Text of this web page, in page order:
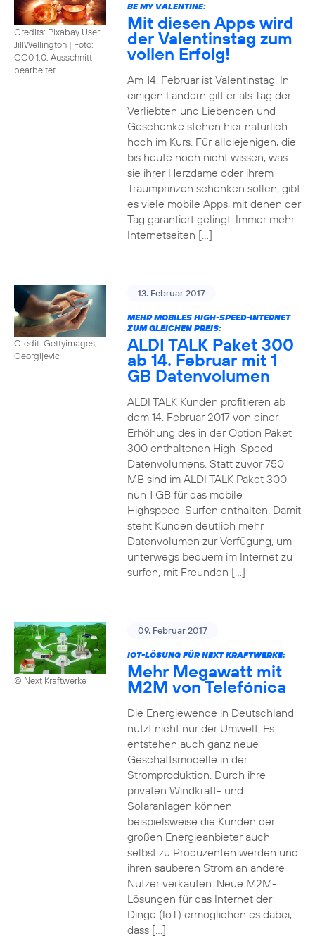
Credits: Pixabay User
JillWellington | Foto:
CC0 1.0, Ausschnitt
bearbeitet
BE MY VALENTINE:
Mit diesen Apps wird
der Valentinstag zum
vollen Erfolg!
Am 14. Februar ist Valentinstag. In
einigen Ländern gilt er als Tag der
Verliebten und Liebenden und
Geschenke stehen hier natürlich
hoch im Kurs. Für alldiejenigen, die
bis heute noch nicht wissen, was
sie ihrer Herzdame oder ihrem
Traumprinzen schenken sollen, gibt
es viele mobile Apps, mit denen der
Tag garantiert gelingt. Immer mehr
Internetseiten […]
Credit: Gettyimages,
Georgijevic
13. Februar 2017
MEHR MOBILES HIGH-SPEED-INTERNET
ZUM GLEICHEN PREIS:
ALDI TALK Paket 300
ab 14. Februar mit 1
GB Datenvolumen
ALDI TALK Kunden profitieren ab
dem 14. Februar 2017 von einer
Erhöhung des in der Option Paket
300 enthaltenen High-Speed-
Datenvolumens. Statt zuvor 750
MB sind im ALDI TALK Paket 300
nun 1 GB für das mobile
Highspeed-Surfen enthalten. Damit
steht Kunden deutlich mehr
Datenvolumen zur Verfügung, um
unterwegs bequem im Internet zu
surfen, mit Freunden […]
© Next Kraftwerke
09. Februar 2017
IOT-LÖSUNG FÜR NEXT KRAFTWERKE:
Mehr Megawatt mit
M2M von Telefónica
Die Energiewende in Deutschland
nutzt nicht nur der Umwelt. Es
entstehen auch ganz neue
Geschäftsmodelle in der
Stromproduktion. Durch ihre
privaten Windkraft- und
Solaranlagen können
beispielsweise die Kunden der
großen Energieanbieter auch
selbst zu Produzenten werden und
ihren sauberen Strom an andere
Nutzer verkaufen. Neue M2M-
Lösungen für das Internet der
Dinge (IoT) ermöglichen es dabei,
dass […]